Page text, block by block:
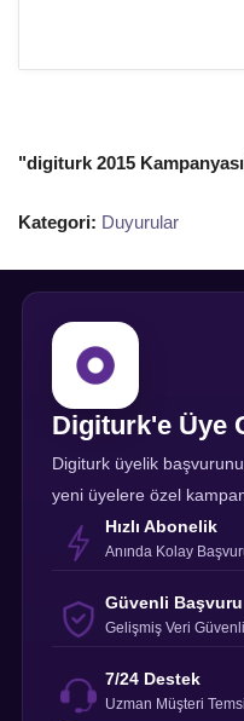
"digiturk 2015
Kategori: Duyurular
Digiturk'e Üye
Digiturk üyelik
yeni üyelere özel
Hızlı Abonelik
Anında Kolay
Güvenli Başvuru
Gelişmiş Veri
7/24 Destek
Uzman Müşteri